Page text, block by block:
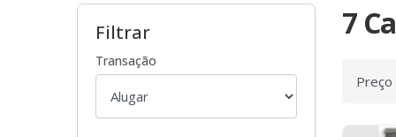
Filtrar
Transação
7